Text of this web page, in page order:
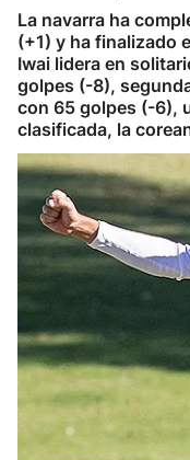
Ciclismo
Herri-kirolak
Balonmano
Kirolak 360
Atletismo
Carreras de montaña
Más deportes
"Helmuga"
La navarra ha
(+1) y ha finalizado
Iwai lidera en
golpes (-8),
con 65 golpes (-6),
clasificada, la